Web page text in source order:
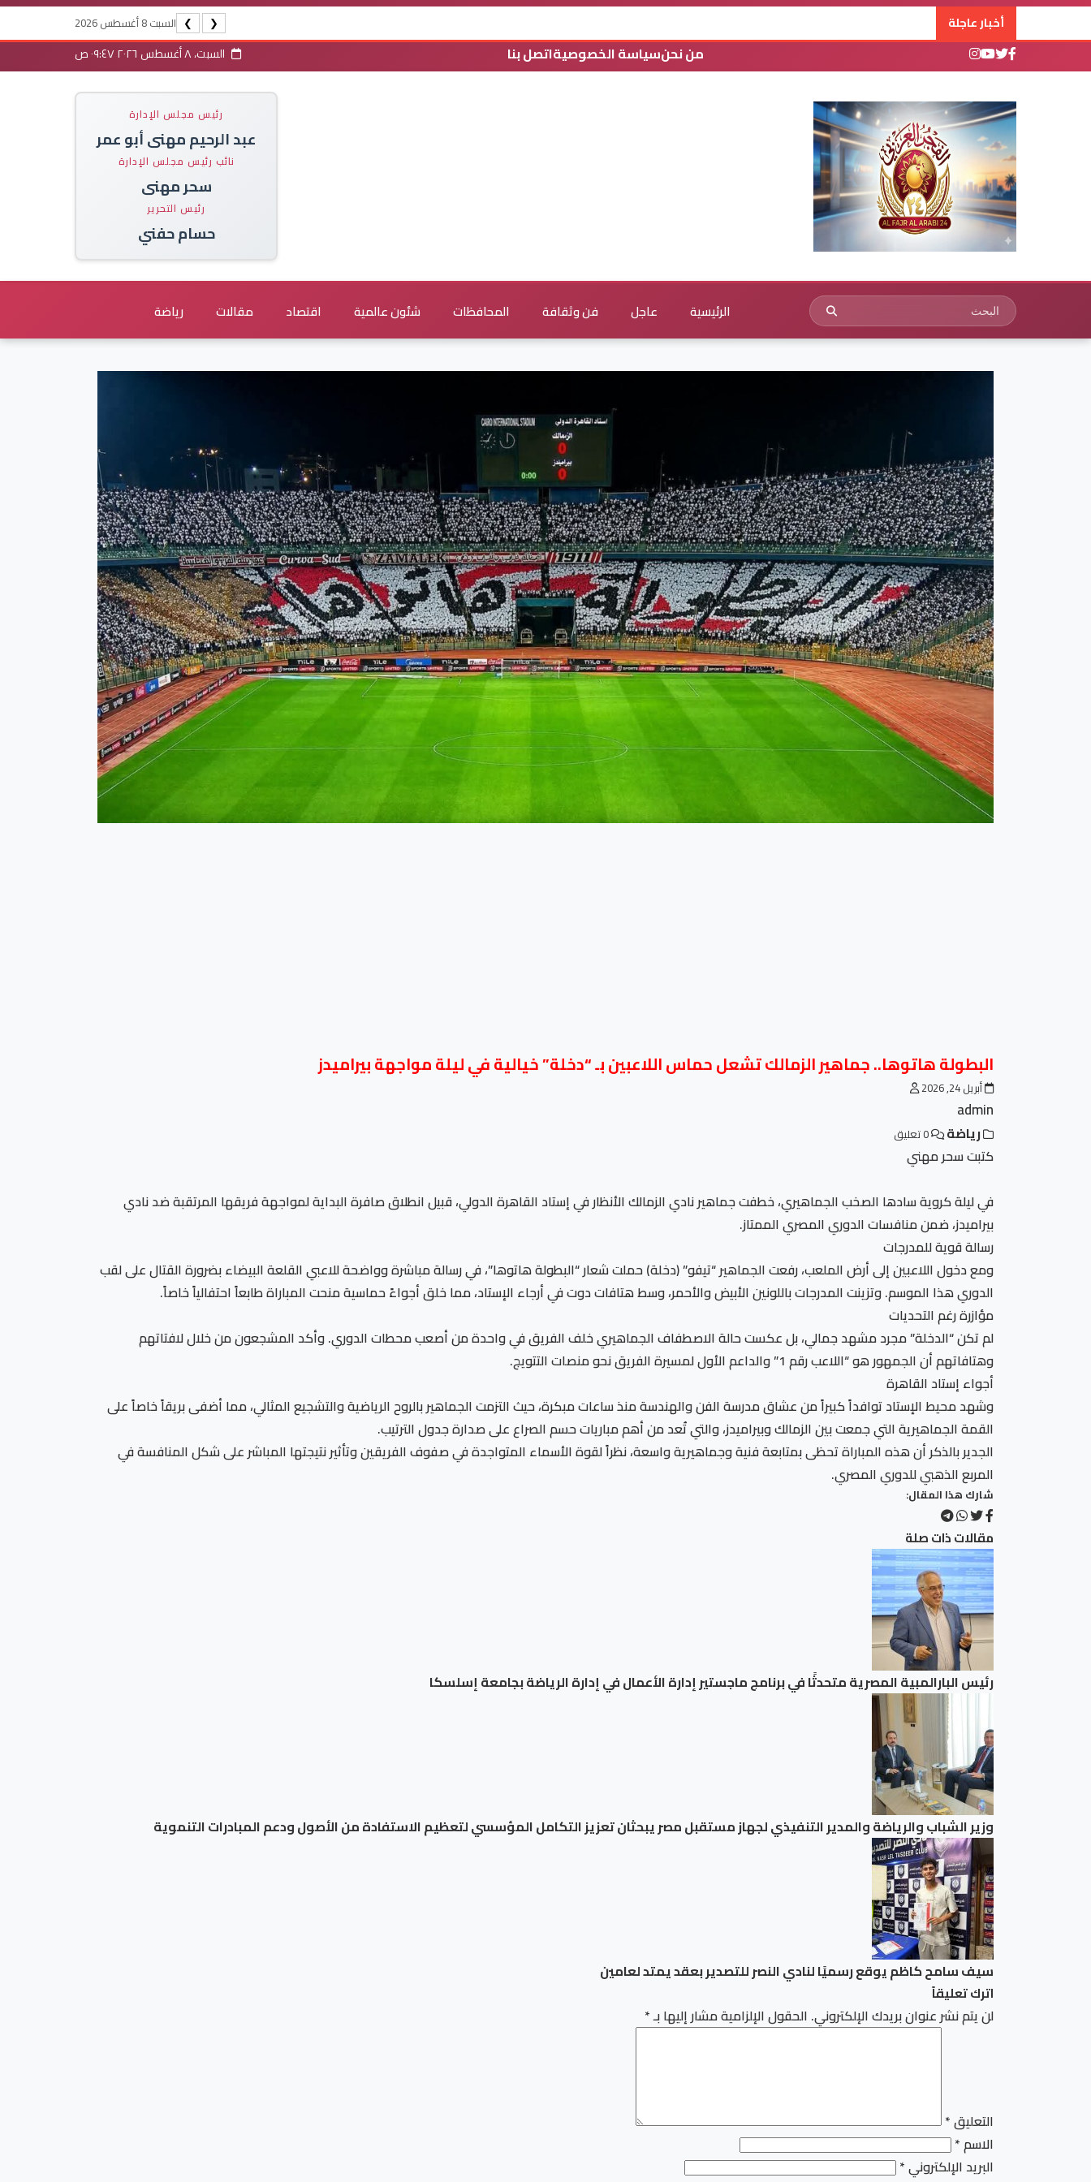
أخبار عاجلة ❮
❯ السبت 8 أغسطس 2026
من نحنسياسة الخصوصيةاتصل بنا السبت، ٨ أغسطس ٢٠٢٦ ٠٩:٤٧ ص
رئيس مجلس الإدارة
عبد الرحيم مهنى أبو عمر
نائب رئيس مجلس الإدارة
سحر مهنى
رئيس التحرير
حسام حفني
الرئيسية عاجل فن وثقافة المحافظات شئون عالمية اقتصاد مقالات رياضة
البطولة هاتوها.. جماهير الزمالك تشعل حماس اللاعبين بـ “دخلة” خيالية في ليلة مواجهة بيراميدز
أبريل 24, 2026
admin
رياضة
كتبت سحر مهني
في ليلة كروية سادها الصخب الجماهيري، خطفت جماهير نادي الزمالك الأنظار في إستاد القاهرة الدولي، قبيل انطلاق صافرة البداية لمواجهة فريقها المرتقبة ضد نادي
بيراميدز، ضمن منافسات الدوري المصري الممتاز.
رسالة قوية للمدرجات
ومع دخول اللاعبين إلى أرض الملعب، رفعت الجماهير “تيفو” (دخلة) حملت شعار “البطولة هاتوها”، في رسالة مباشرة وواضحة للاعبي القلعة البيضاء بضرورة القتال على لقب
الدوري هذا الموسم. وتزينت المدرجات باللونين الأبيض والأحمر، وسط هتافات دوت في أرجاء الإستاد، مما خلق أجواءً حماسية منحت المباراة طابعاً احتفالياً خاصاً.
مؤازرة رغم التحديات
لم تكن “الدخلة” مجرد مشهد جمالي، بل عكست حالة الاصطفاف الجماهيري خلف الفريق في واحدة من أصعب محطات الدوري. وأكد المشجعون من خلال لافتاتهم
وهتافاتهم أن الجمهور هو “اللاعب رقم 1” والداعم الأول لمسيرة الفريق نحو منصات التتويج.
أجواء إستاد القاهرة
وشهد محيط الإستاد توافداً كبيراً من عشاق مدرسة الفن والهندسة منذ ساعات مبكرة، حيث التزمت الجماهير بالروح الرياضية والتشجيع المثالي، مما أضفى بريقاً خاصاً على
القمة الجماهيرية التي جمعت بين الزمالك وبيراميدز، والتي تُعد من أهم مباريات حسم الصراع على صدارة جدول الترتيب.
الجدير بالذكر أن هذه المباراة تحظى بمتابعة فنية وجماهيرية واسعة، نظراً لقوة الأسماء المتواجدة في صفوف الفريقين وتأثير نتيجتها المباشر على شكل المنافسة في
المربع الذهبي للدوري المصري.
شارك هذا المقال:
مقالات ذات صلة
رئيس البارالمبية المصرية متحدثًا في برنامج ماجستير إدارة الأعمال في إدارة الرياضة بجامعة إسلسكا
وزير الشباب والرياضة والمدير التنفيذي لجهاز مستقبل مصر يبحثان تعزيز التكامل المؤسسي لتعظيم الاستفادة من الأصول ودعم المبادرات التنموية
سيف سامح كاظم يوقع رسميًا لنادي النصر للتصدير بعقد يمتد لعامين
اترك تعليقاً
لن يتم نشر عنوان بريدك الإلكتروني. الحقول الإلزامية مشار إليها بـ*
التعليق*
الاسم*
البريد الإلكتروني*